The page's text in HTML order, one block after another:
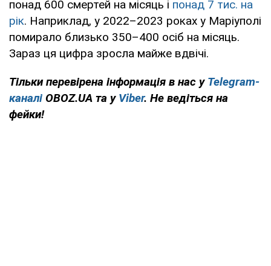
понад 600 смертей на місяць і понад 7 тис. на
рік. Наприклад, у 2022–2023 роках у Маріуполі
помирало близько 350–400 осіб на місяць.
Зараз ця цифра зросла майже вдвічі.
Тільки перевірена інформація в нас у Telegram-
каналі OBOZ.UA та у Viber. Не ведіться на
фейки!